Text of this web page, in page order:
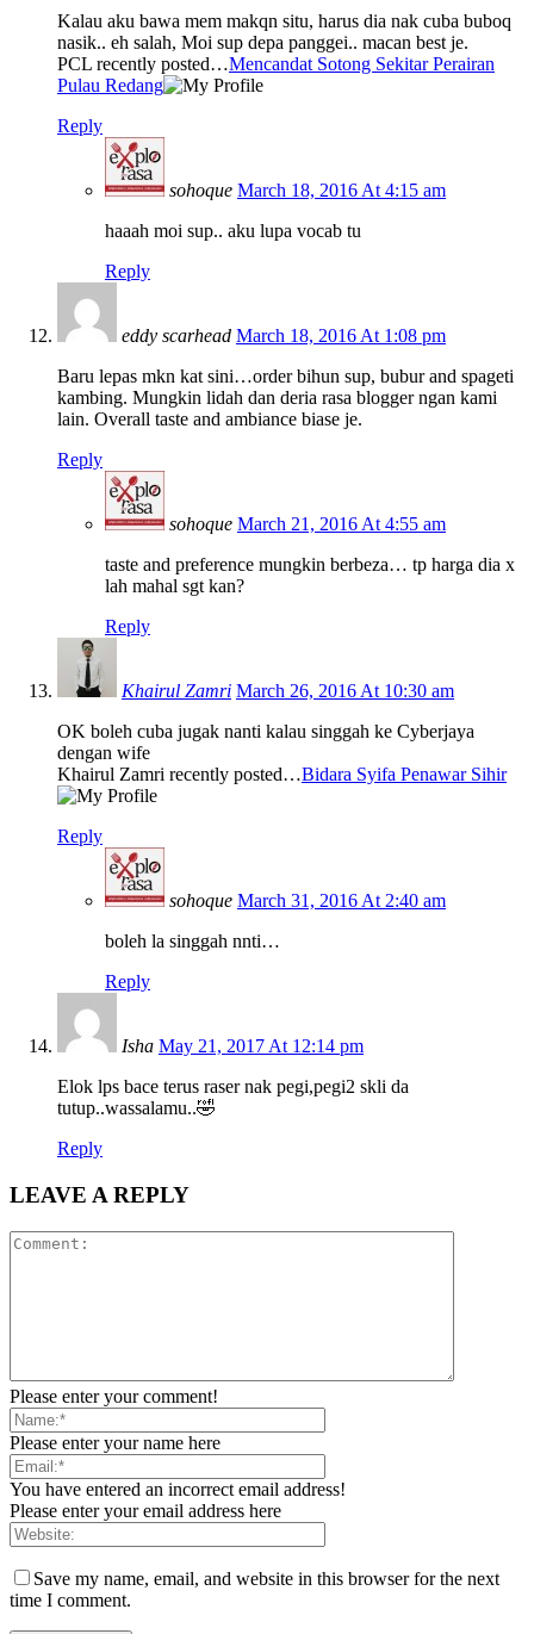
Kalau aku bawa mem makqn situ, harus dia nak cuba buboq
nasik.. eh salah, Moi sup depa panggei.. macan best je.
PCL recently posted…Mencandat Sotong Sekitar Perairan
Pulau Redang
Reply
sohoque March 18, 2016 At 4:15 am
haaah moi sup.. aku lupa vocab tu
Reply
eddy scarhead March 18, 2016 At 1:08 pm
Baru lepas mkn kat sini…order bihun sup, bubur and spageti
kambing. Mungkin lidah dan deria rasa blogger ngan kami
lain. Overall taste and ambiance biase je.
Reply
sohoque March 21, 2016 At 4:55 am
taste and preference mungkin berbeza… tp harga dia x
lah mahal sgt kan?
Reply
Khairul Zamri March 26, 2016 At 10:30 am
OK boleh cuba jugak nanti kalau singgah ke Cyberjaya
dengan wife
Khairul Zamri recently posted…Bidara Syifa Penawar Sihir
Reply
sohoque March 31, 2016 At 2:40 am
boleh la singgah nnti…
Reply
Isha May 21, 2017 At 12:14 pm
Elok lps bace terus raser nak pegi,pegi2 skli da
tutup..wassalamu..🤣
Reply
LEAVE A REPLY
Please enter your comment!
Please enter your name here
You have entered an incorrect email address!
Please enter your email address here
Save my name, email, and website in this browser for the next
time I comment.